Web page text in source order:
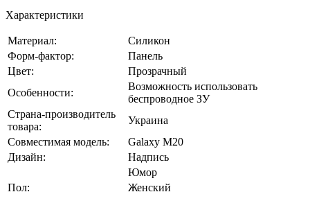
Характеристики
Материал:
Силикон
Форм-фактор:
Панель
Цвет:
Прозрачный
Особенности:
Возможность использовать
беспроводное ЗУ
Страна-производитель
товара:
Украина
Совместимая модель:
Galaxy M20
Дизайн:
Надпись
Юмор
Пол:
Женский